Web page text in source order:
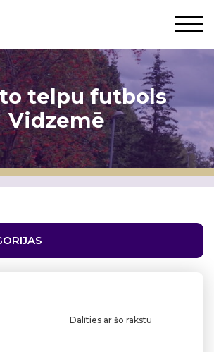
telpu futbols
Vidzemē
Dalīties ar šo rakstu